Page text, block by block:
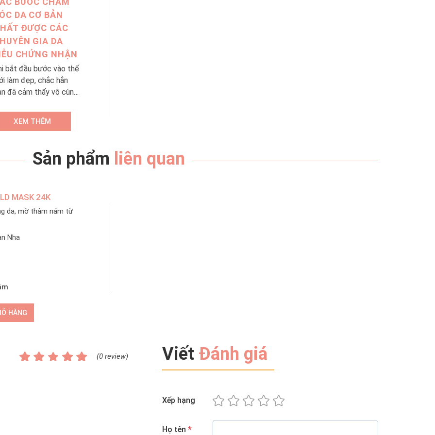
DA CƠ BẢN
ĐƯỢC CÁC
GIA DA
CHỨNG NHẬN
bắt đầu bước vào thế
làm đẹp, chắc hẳn
đã cảm thấy vô cùng
của các loại mỹ
Sản phẩm nào sẽ
hợp với làn da của
đầu những cô nàng
trong quá trình “lột
Đừng lo lắng, hãy
XEM THÊM
Sản phẩm liên quan
MASK 24K
da, mờ thâm nám từ
Nha
HÀNG
(0 review) Viết Đánh giá
Xếp hạng
Họ tên *